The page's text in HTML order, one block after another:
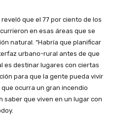
que el 77 por ciento de los
en esas áreas que se
natural. “Habría que planificar
urbano-rural antes de que
es destinar lugares con ciertas
para que la gente pueda vivir
ocurra un gran incendio
que viven en un lugar con